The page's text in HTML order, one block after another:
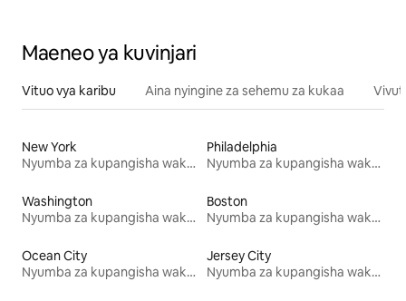
Maeneo ya kuvinjari
Vituo vya karibu Aina nyingine za sehemu za kukaa
New York
Nyumba za kupangisha wakati wa likizo
Philadelphia
Nyumba za kupangisha wakati wa likizo
Washington
Nyumba za kupangisha wakati wa likizo
Boston
Nyumba za kupangisha wakati wa likizo
Ocean City
Nyumba za kupangisha wakati wa likizo
Jersey City
Nyumba za kupangisha wakati wa likizo